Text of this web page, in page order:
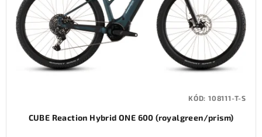
CUBE Reaction Hybrid ONE 600 (royalgreen/prism)
KÓD: 108111-T-S